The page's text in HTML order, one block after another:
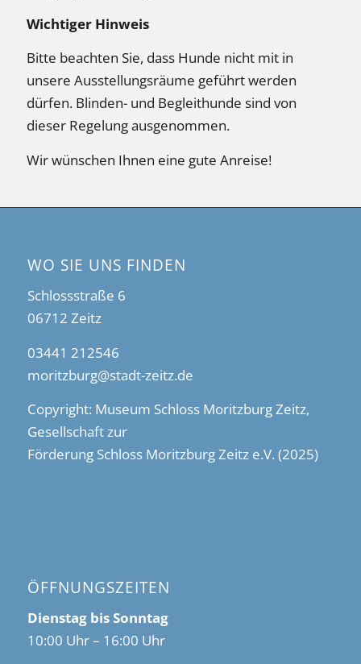
Wichtiger Hinweis
Bitte beachten Sie, dass Hunde nicht mit in
unsere Ausstellungsräume geführt werden
dürfen. Blinden- und Begleithunde sind von
dieser Regelung ausgenommen.
Wir wünschen Ihnen eine gute Anreise!
WO SIE UNS FINDEN
Schlossstraße 6
06712 Zeitz
03441 212546
moritzburg@stadt-zeitz.de
Copyright: Museum Schloss Moritzburg Zeitz,
Gesellschaft zur
Förderung Schloss Moritzburg Zeitz e.V. (2025)
ÖFFNUNGSZEITEN
Dienstag bis Sonntag
10:00 Uhr – 16:00 Uhr